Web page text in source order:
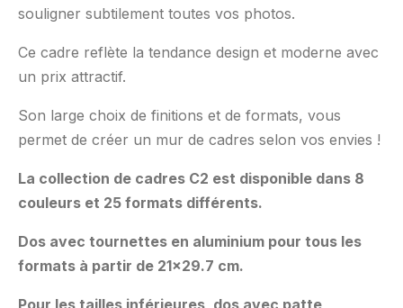
souligner subtilement toutes vos photos.
Ce cadre reflète la tendance design et moderne avec
un prix attractif.
Son large choix de finitions et de formats, vous
permet de créer un mur de cadres selon vos envies !
La collection de cadres C2 est disponible dans 8
couleurs et 25 formats différents.
Dos avec tournettes en aluminium pour tous les
formats à partir de 21×29.7 cm.